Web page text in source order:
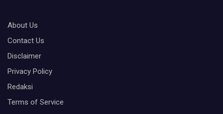
About Us
Contact Us
Disclaimer
Privacy Policy
Redaksi
Terms of Service